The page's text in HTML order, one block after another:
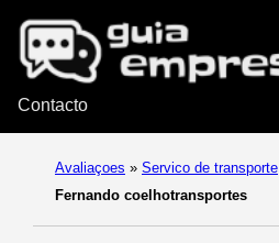
Contacto
Avaliaçoes » Servico de transporte
Fernando coelhotransportes